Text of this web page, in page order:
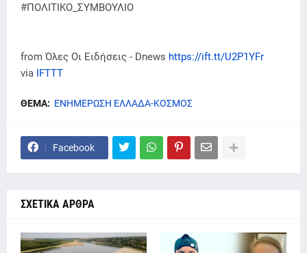
#ΠΟΛΙΤΙΚΟ_ΣΥΜΒΟΥΛΙΟ
from Όλες Οι Ειδήσεις - Dnews https://ift.tt/U2P1YFr
via IFTTT
ΘΕΜΑ: ΕΝΗΜΕΡΩΣΗ ΕΛΛΑΔΑ-ΚΟΣΜΟΣ
Facebook
ΣΧΕΤΙΚΑ ΑΡΘΡΑ